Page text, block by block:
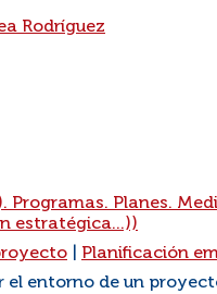
Rodríguez
Programas. Planes.
estratégica...))
Planificación
entorno de un